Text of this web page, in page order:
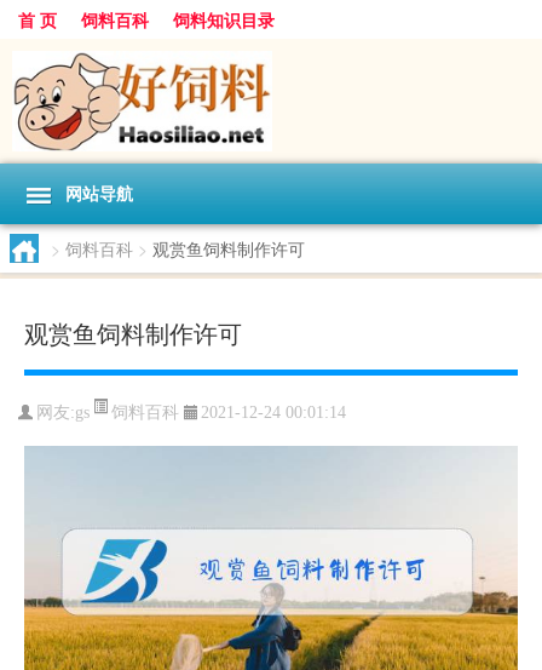
首 页 饲料百科 饲料知识目录
网站导航
> 饲料百科 > 观赏鱼饲料制作许可
观赏鱼饲料制作许可
网友:gs 饲料百科 2021-12-24 00:01:14